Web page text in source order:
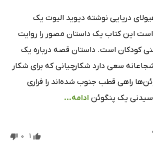
دریایی نوشته دیوید الیوت یک
است این کتاب یک داستان مصور را روایت
کودکان است. داستان قصه درباره یک
سعی دارد شکارچیانی که برای شکار
راهی قطب جنوب شده‌اند را فراری
سیدنی یک پنگوئن ادامه...
1
0